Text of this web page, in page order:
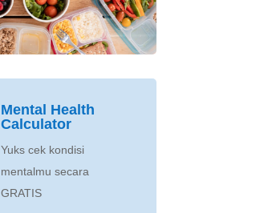
Mental Health
Calculator
Yuks cek kondisi
mentalmu secara
GRATIS